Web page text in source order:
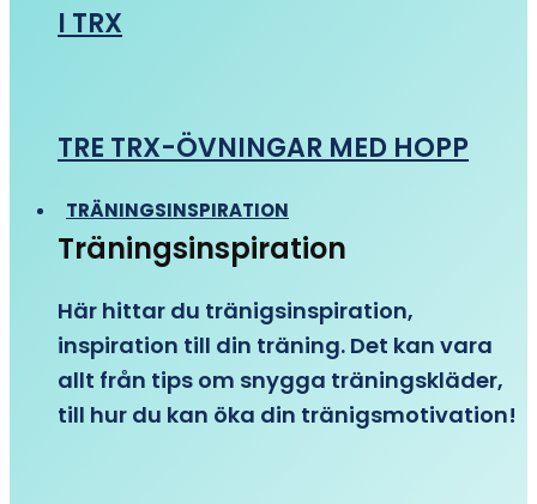
I TRX
TRE TRX-ÖVNINGAR MED HOPP
TRÄNINGSINSPIRATION
Träningsinspiration
Här hittar du tränigsinspiration,
inspiration till din träning. Det kan vara
allt från tips om snygga träningskläder,
till hur du kan öka din tränigsmotivation!